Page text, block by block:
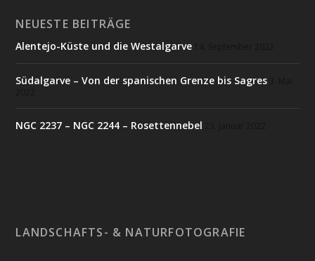
NEUESTE BEITRÄGE
Alentejo-Küste und die Westalgarve
Südalgarve – Von der spanischen Grenze bis Sagres
NGC 2237 – NGC 2244 – Rosettennebel
LANDSCHAFTS- & NATURFOTOGRAFIE